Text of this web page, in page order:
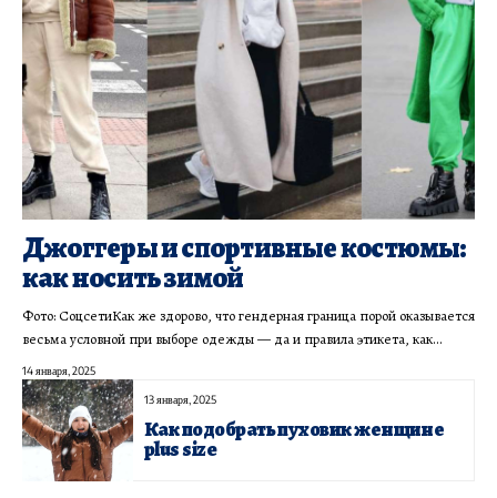
Джоггеры и спортивные костюмы:
как носить зимой
Фото: СоцсетиКак же здорово, что гендерная граница порой оказывается
весьма условной при выборе одежды — да и правила этикета, как…
14 января, 2025
13 января, 2025
Как подобрать пуховик женщине
plus size